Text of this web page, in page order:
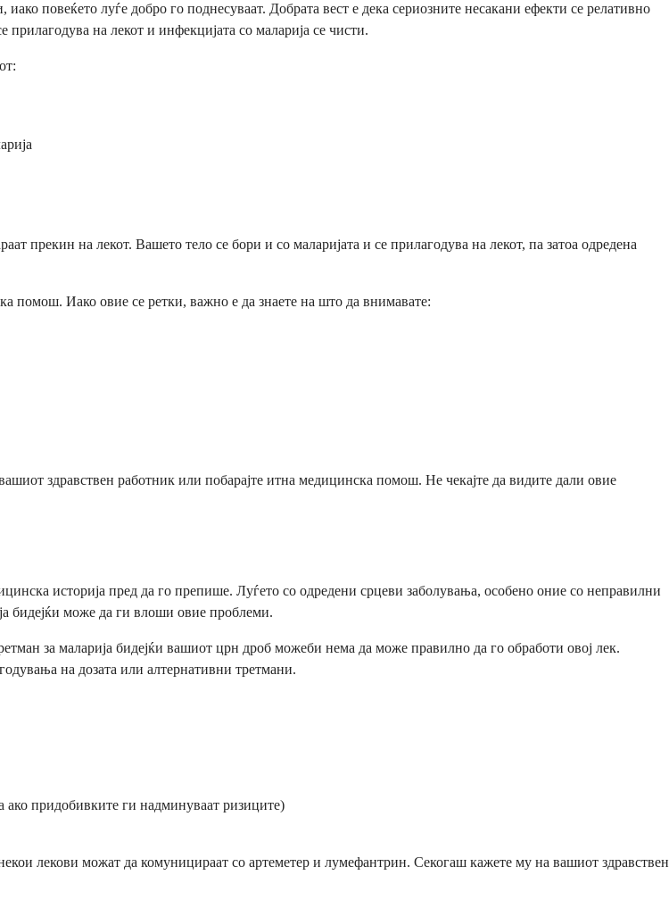
повеќето луѓе добро го поднесуваат. Добрата вест е дека сериозните несакани ефекти се релативно
на лекот и инфекцијата со маларија се чисти.
прекин на лекот. Вашето тело се бори и со маларијата и се прилагодува на лекот, па затоа одредена
помош. Иако овие се ретки, важно е да знаете на што да внимавате:
здравствен работник или побарајте итна медицинска помош. Не чекајте да видите дали овие
историја пред да го препише. Луѓето со одредени срцеви заболувања, особено оние со неправилни
бидејќи може да ги влоши овие проблеми.
за маларија бидејќи вашиот црн дроб можеби нема да може правилно да го обработи овој лек.
на дозата или алтернативни третмани.
ако придобивките ги надминуваат ризиците)
лекови можат да комуницираат со артеметер и лумефантрин. Секогаш кажете му на вашиот здравствен